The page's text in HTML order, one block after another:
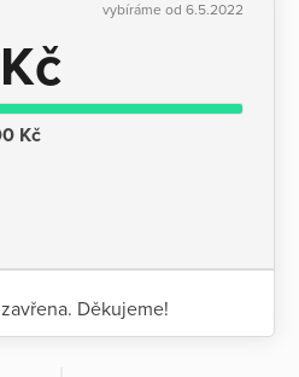
vybíráme od 6.5.2022
Kč
Děkujeme!